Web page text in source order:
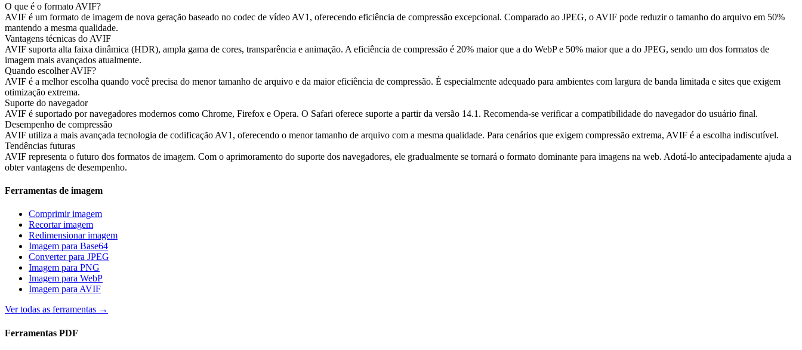
O que é o formato AVIF?
AVIF é um formato de imagem de nova geração baseado no codec de vídeo AV1, oferecendo eficiência de compressão excepcional. Comparado ao JPEG, o AVIF pode reduzir o tamanho do arquivo em 50%
mantendo a mesma qualidade.
Vantagens técnicas do AVIF
AVIF suporta alta faixa dinâmica (HDR), ampla gama de cores, transparência e animação. A eficiência de compressão é 20% maior que a do WebP e 50% maior que a do JPEG, sendo um dos formatos de
imagem mais avançados atualmente.
Quando escolher AVIF?
AVIF é a melhor escolha quando você precisa do menor tamanho de arquivo e da maior eficiência de compressão. É especialmente adequado para ambientes com largura de banda limitada e sites que exigem
otimização extrema.
Suporte do navegador
AVIF é suportado por navegadores modernos como Chrome, Firefox e Opera. O Safari oferece suporte a partir da versão 14.1. Recomenda-se verificar a compatibilidade do navegador do usuário final.
Desempenho de compressão
AVIF utiliza a mais avançada tecnologia de codificação AV1, oferecendo o menor tamanho de arquivo com a mesma qualidade. Para cenários que exigem compressão extrema, AVIF é a escolha indiscutível.
Tendências futuras
AVIF representa o futuro dos formatos de imagem. Com o aprimoramento do suporte dos navegadores, ele gradualmente se tornará o formato dominante para imagens na web. Adotá-lo antecipadamente ajuda a
obter vantagens de desempenho.
Ferramentas de imagem
Comprimir imagem
Recortar imagem
Redimensionar imagem
Imagem para Base64
Converter para JPEG
Imagem para PNG
Imagem para WebP
Imagem para AVIF
Ver todas as ferramentas →
Ferramentas PDF